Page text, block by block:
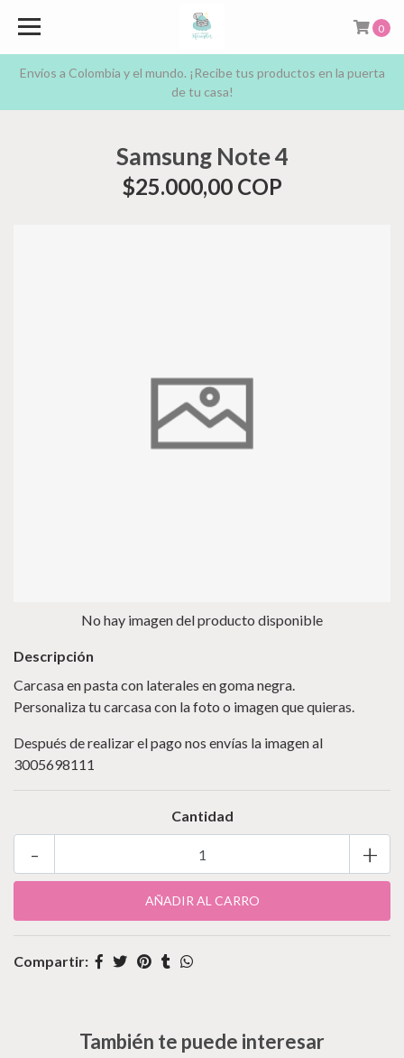
Envíos a Colombia y el mundo. ¡Recibe tus productos en la puerta
de tu casa!
0
Samsung Note 4
$25.000,00 COP
No hay imagen del producto disponible
Descripción
Carcasa en pasta con laterales en goma negra.
Personaliza tu carcasa con la foto o imagen que quieras.
Después de realizar el pago nos envías la imagen al
3005698111
Cantidad
+
-
Compartir:
También te puede interesar